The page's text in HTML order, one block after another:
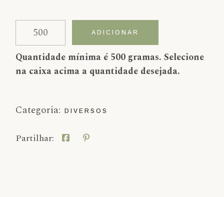
Quantidade de Mel
ADICIONAR
Alternative:
Quantidade mínima é 500 gramas. Selecione
na caixa acima a quantidade desejada.
Categoria: DIVERSOS
Partilhar: